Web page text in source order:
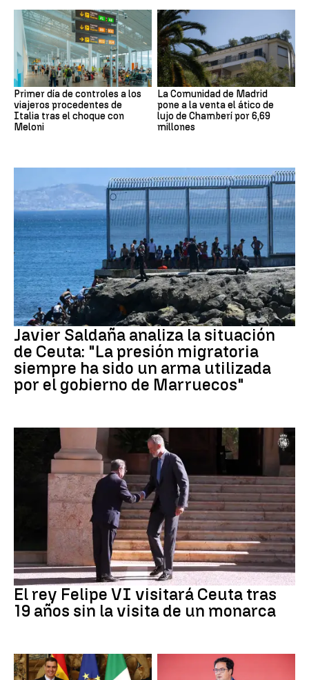
Primer día de controles a los
viajeros procedentes de
Italia tras el choque con
Meloni
La Comunidad de Madrid
pone a la venta el ático de
lujo de Chamberí por 6,69
millones
Crisis migratoria Ceuta
Javier Saldaña analiza la situación
de Ceuta: "La presión migratoria
siempre ha sido un arma utilizada
por el gobierno de Marruecos"
Crisis Migratoria
El rey Felipe VI visitará Ceuta tras
19 años sin la visita de un monarca